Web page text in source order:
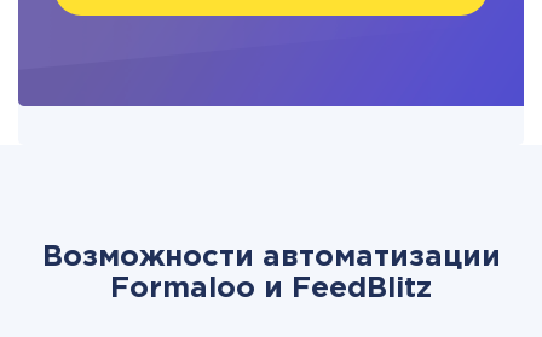
Возможности автоматизации
Formaloo и FeedBlitz